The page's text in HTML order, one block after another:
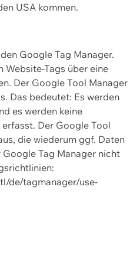
USA kommen.
Google Tag Manager.
Website-Tags über eine
Der Google Tool Manager
Das bedeutet: Es werden
es werden keine
Der Google Tool
die wiederum ggf. Daten
Tag Manager nicht
de/tagmanager/use-